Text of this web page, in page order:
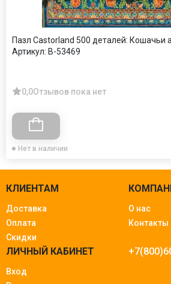
Пазл Castorland 500 деталей: Кошачьи
Артикул: B-53469
0,0Отзывов пока нет
Нет в наличии
КЛИЕНТАМ
Доставка
Оплата
Скидки
О нас
Контакты
ЛИЧНЫЙ КАБИНЕТ
Вход